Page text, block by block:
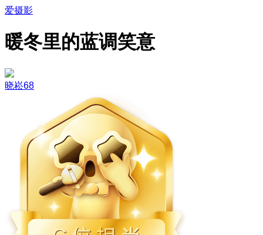
爱摄影
暖冬里的蓝调笑意
晓崧68